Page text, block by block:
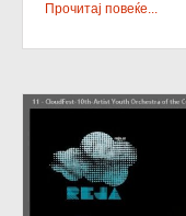
Прочитај повеќе...